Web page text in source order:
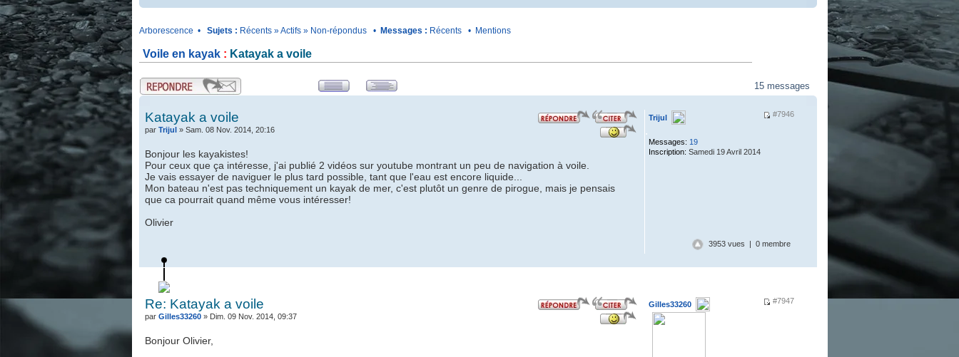
Arborescence • Sujets : Récents»Actifs» Non-répondus• Messages : Récents• Mentions
Voile en kayak : Katayak a voile
..
15 messages
Katayak a voile
par Trijul» Sam. 08 Nov. 2014, 20:16
#7946
Trijul
.
Messages: 19
Inscription: Samedi 19 Avril 2014
Bonjour les kayakistes!
Pour ceux que ça intéresse, j'ai publié 2 vidéos sur youtube montrant un peu de navigation à voile.
Je vais essayer de naviguer le plus tard possible, tant que l'eau est encore liquide...
Mon bateau n'est pas techniquement un kayak de mer, c'est plutôt un genre de pirogue, mais je pensais
que ca pourrait quand même vous intéresser!
Olivier
3953 vues | 0 membre
Re: Katayak a voile
par Gilles33260» Dim. 09 Nov. 2014, 09:37
#7947
Gilles33260
Bonjour Olivier,